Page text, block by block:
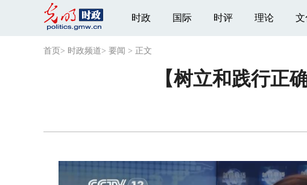
时政 国际 时评 理论 文
首页 > 时政频道> 要闻 > 正文
【树立和践行正